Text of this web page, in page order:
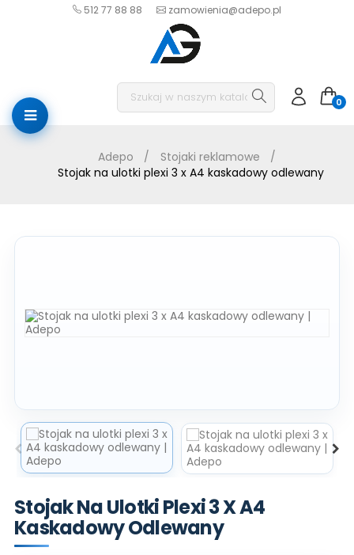
512 77 88 88 zamowienia@adepo.pl
0
Adepo
Stojaki reklamowe
Stojak na ulotki plexi 3 x A4 kaskadowy odlewany
Stojak Na Ulotki Plexi 3 X A4
Kaskadowy Odlewany